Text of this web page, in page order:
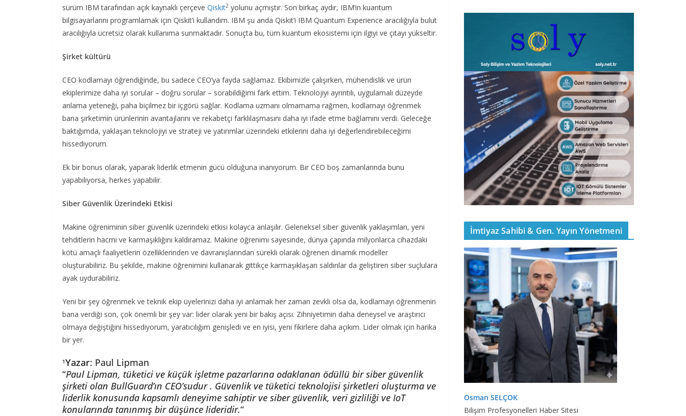
sürüm IBM tarafından açık kaynaklı çerçeve Qiskit2 yolunu açmıştır. Son birkaç aydır, IBM’in kuantum
bilgisayarlarını programlamak için Qiskit’i kullandım. IBM şu anda Qiskit’i IBM Quantum Experience aracılığıyla bulut
aracılığıyla ücretsiz olarak kullanıma sunmaktadır. Sonuçta bu, tüm kuantum ekosistemi için ilgiyi ve çıtayı yükseltir.
Şirket kültürü
CEO kodlamayı öğrendiğinde, bu sadece CEO’ya fayda sağlamaz. Ekibimizle çalışırken, mühendislik ve ürün
ekiplerimize daha iyi sorular – doğru sorular – sorabildiğimi fark ettim. Teknolojiyi ayrıntılı, uygulamalı düzeyde
anlama yeteneği, paha biçilmez bir içgörü sağlar. Kodlama uzmanı olmamama rağmen, kodlamayı öğrenmek
bana şirketimin ürünlerinin avantajlarını ve rekabetçi farklılaşmasını daha iyi ifade etme bağlamını verdi. Geleceğe
baktığımda, yaklaşan teknolojiyi ve strateji ve yatırımlar üzerindeki etkilerini daha iyi değerlendirebileceğimi
hissediyorum.
Ek bir bonus olarak, yaparak liderlik etmenin gücü olduğuna inanıyorum. Bir CEO boş zamanlarında bunu
yapabiliyorsa, herkes yapabilir.
Siber Güvenlik Üzerindeki Etkisi
Makine öğreniminin siber güvenlik üzerindeki etkisi kolayca anlaşılır. Geleneksel siber güvenlik yaklaşımları, yeni
tehditlerin hacmi ve karmaşıklığını kaldıramaz. Makine öğrenimi sayesinde, dünya çapında milyonlarca cihazdaki
kötü amaçlı faaliyetlerin özelliklerinden ve davranışlarından sürekli olarak öğrenen dinamik modeller
oluşturabiliriz. Bu şekilde, makine öğrenimini kullanarak gittikçe karmaşıklaşan saldırılar da geliştiren siber suçlulara
ayak uydurabiliriz.
Yeni bir şey öğrenmek ve teknik ekip üyelerinizi daha iyi anlamak her zaman zevkli olsa da, kodlamayı öğrenmenin
bana verdiği son, çok önemli bir şey var: lider olarak yeni bir bakış açısı. Zihniyetimin daha deneysel ve araştırıcı
olmaya değiştiğini hissediyorum, yaratıcılığım genişledi ve en iyisi, yeni fikirlere daha açıkım. Lider olmak için harika
bir yer.
1Yazar: Paul Lipman
“Paul Lipman, tüketici ve küçük işletme pazarlarına odaklanan ödüllü bir siber güvenlik
şirketi olan BullGuard’ın CEO’sudur . Güvenlik ve tüketici teknolojisi şirketleri oluşturma ve
liderlik konusunda kapsamlı deneyime sahiptir ve siber güvenlik, veri gizliliği ve IoT
konularında tanınmış bir düşünce lideridir.“
İmtiyaz Sahibi & Gen. Yayın Yönetmeni
Osman SELÇOK
Bilişim Profesyonelleri Haber Sitesi